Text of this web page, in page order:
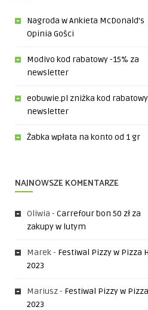
Nagroda w Ankieta McDonald’s
Opinia Gości
Modivo kod rabatowy -15% za
newsletter
eobuwie.pl zniżka kod
newsletter
Żabka wpłata na konto od 1 gr
NAJNOWSZE KOMENTARZE
Oliwia - Carrefour bon 50 zł za
zakupy w lutym
Marek- Festiwal Pizzy w Pizza
2023
Mariusz- Festiwal Pizzy w
2023